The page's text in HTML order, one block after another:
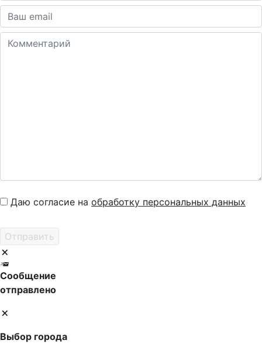
Даю согласие на обработку персональных данных
Сообщение
отправлено
Выбор города